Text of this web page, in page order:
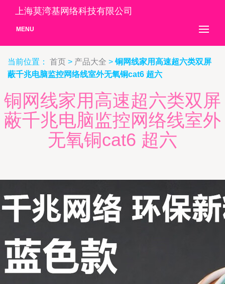
上海莫湾基网络科技有限公司
MENU
当前位置： 首页 > 产品大全 > 铜网线家用高速超六类双屏
蔽千兆电脑监控网络线室外无氧铜cat6 超六
铜网线家用高速超六类双屏
蔽千兆电脑监控网络线室外
无氧铜cat6 超六